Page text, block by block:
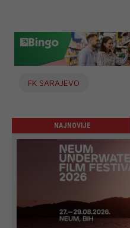
FK SARAJEVO
NAJNOVIJE